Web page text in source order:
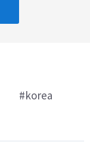
#korea